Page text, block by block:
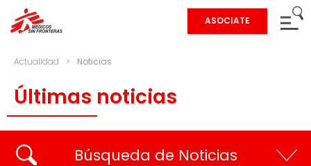
ASOCIATE
Actualidad > Noticias
Últimas noticias
Búsqueda de Noticias